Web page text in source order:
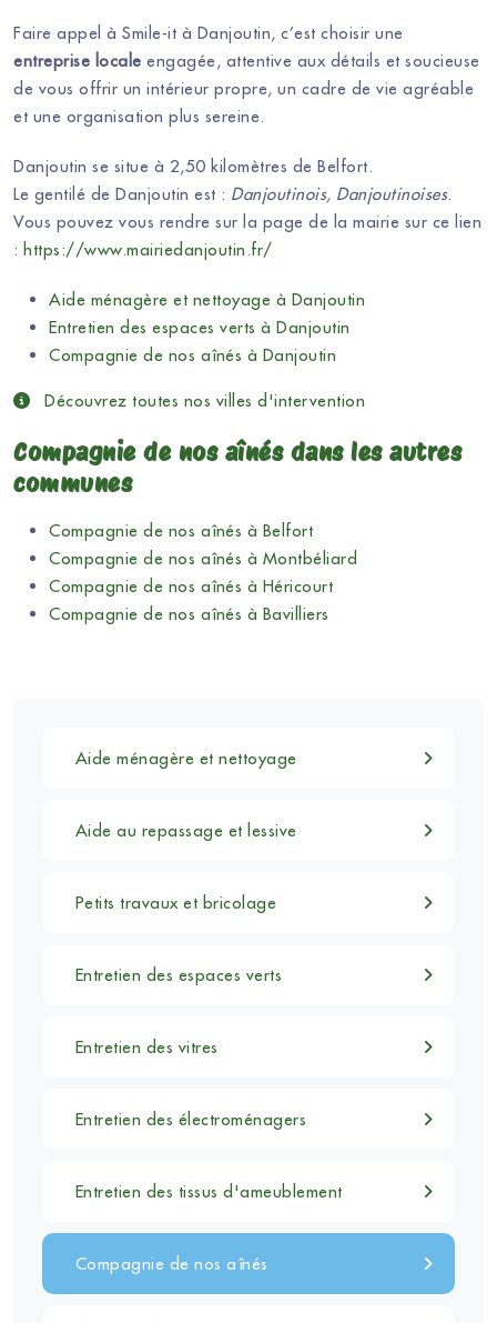
Aide ménagère et nettoyage
Aide au repassage et lessive
Petits travaux et bricolage
Entretien des espaces verts
Entretien des vitres
Entretien des électroménagers
Entretien des tissus d'ameublement
Compagnie de nos aînés
Faire appel à Smile-it à Danjoutin, c’est choisir une
entreprise locale engagée, attentive aux détails et soucieuse
de vous offrir un intérieur propre, un cadre de vie agréable
et une organisation plus sereine.
Danjoutin se situe à 2,50 kilomètres de Belfort.
Le gentilé de Danjoutin est : Danjoutinois, Danjoutinoises.
Vous pouvez vous rendre sur la page de la mairie sur ce lien
: https://www.mairiedanjoutin.fr/
Aide ménagère et nettoyage à Danjoutin
Entretien des espaces verts à Danjoutin
Compagnie de nos aînés à Danjoutin
Découvrez toutes nos villes d'intervention
Compagnie de nos aînés dans les autres
communes
Compagnie de nos aînés à Belfort
Compagnie de nos aînés à Montbéliard
Compagnie de nos aînés à Héricourt
Compagnie de nos aînés à Bavilliers